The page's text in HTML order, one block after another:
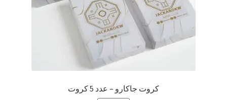
كروت جاكارو – عدد 5 كروت